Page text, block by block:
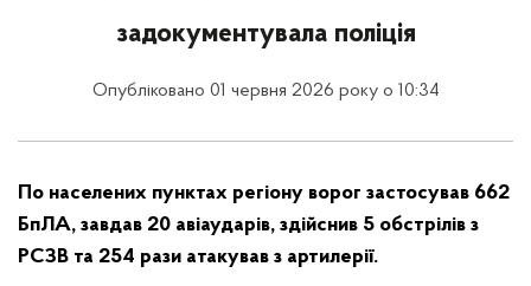
задокументувала поліція
Опубліковано 01 червня 2026 року о 10:34
По населених пунктах регіону ворог застосував 662
БпЛА, завдав 20 авіаударів, здійснив 5 обстрілів з
РСЗВ та 254 рази атакував з артилерії.